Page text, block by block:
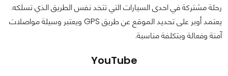
رحلة مشتركة في احدى السيارات التي تتخد نفس الطريق الذي تسلكه.
يعتمد أوبر على تحديد الموقع عن طريق GPS ويعتبر وسيلة مواصلات
آمنة وفعالة وبتكلفة مناسبة.
YouTube